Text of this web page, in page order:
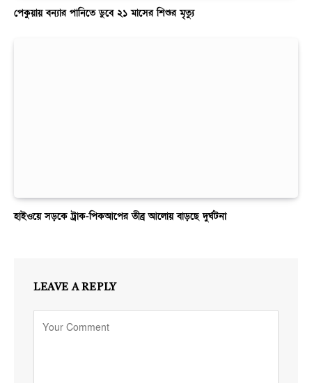
পেকুয়ায় বন্যার পানিতে ডুবে ২১ মাসের শিশুর মৃত্যু
হাইওয়ে সড়কে ট্রাক-পিকআপের তীব্র আলোয় বাড়ছে দুর্ঘটনা
LEAVE A REPLY